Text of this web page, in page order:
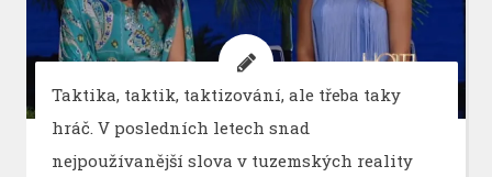
Taktika, taktik, taktizování, ale třeba taky
hráč. V posledních letech snad
nejpoužívanější slova v tuzemských reality